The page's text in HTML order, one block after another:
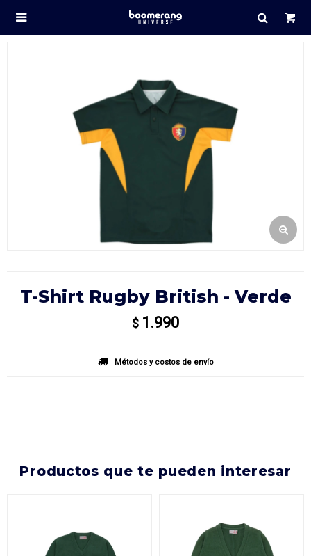

T-Shirt Rugby British - Verde
$ 1.990
Métodos y costos de envío
productos que te pueden interesar